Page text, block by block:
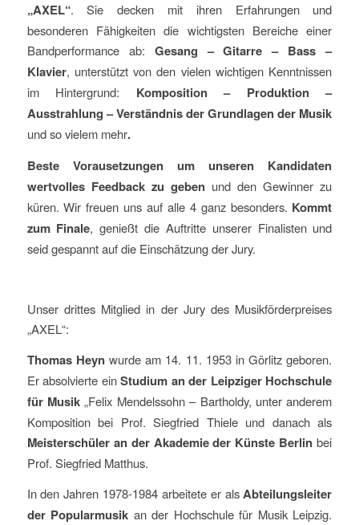
„AXEL“. Sie decken mit ihren Erfahrungen und
besonderen Fähigkeiten die wichtigsten Bereiche einer
Bandperformance ab: Gesang – Gitarre – Bass –
Klavier, unterstützt von den vielen wichtigen Kenntnissen
im Hintergrund: Komposition – Produktion –
Ausstrahlung – Verständnis der Grundlagen der Musik
und so vielem mehr.
Beste Vorausetzungen um unseren Kandidaten
wertvolles Feedback zu gebenund den Gewinner zu
küren. Wir freuen uns auf alle 4 ganz besonders. Kommt
zum Finale, genießt die Auftritte unserer Finalisten und
seid gespannt auf die Einschätzung der Jury.
Unser drittes Mitglied in der Jury des Musikförderpreises
„AXEL“:
Thomas Heynwurde am 14. 11. 1953 in Görlitz geboren.
Er absolvierte einStudium an der Leipziger Hochschule
für Musik „Felix Mendelssohn – Bartholdy, unter anderem
Komposition bei Prof. Siegfried Thiele und danach als
Meisterschüler an der Akademie der Künste Berlin bei
Prof. Siegfried Matthus.
In den Jahren 1978-1984 arbeitete er als Abteilungsleiter
der Popularmusik an der Hochschule für Musik Leipzig.